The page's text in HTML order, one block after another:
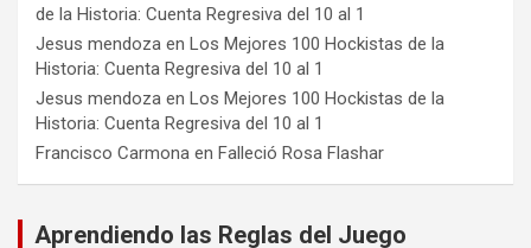
de la Historia: Cuenta Regresiva del 10 al 1
Jesus mendoza en Los Mejores 100 Hockistas de la
Historia: Cuenta Regresiva del 10 al 1
Jesus mendoza en Los Mejores 100 Hockistas de la
Historia: Cuenta Regresiva del 10 al 1
Francisco Carmona en Falleció Rosa Flashar
Aprendiendo las Reglas del Juego